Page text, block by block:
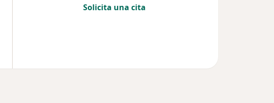
Solicita una cita